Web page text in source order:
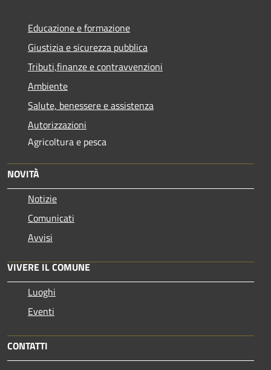
Educazione e formazione
Giustizia e sicurezza pubblica
Tributi,finanze e contravvenzioni
Ambiente
Salute, benessere e assistenza
Autorizzazioni
Agricoltura e pesca
NOVITÀ
Notizie
Comunicati
Avvisi
VIVERE IL COMUNE
Luoghi
Eventi
CONTATTI